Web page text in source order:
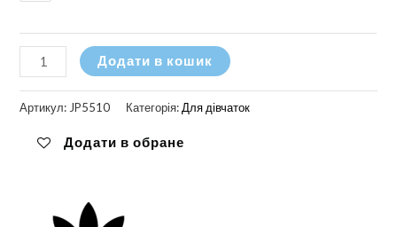
Кросівки
Adidas
Campus
кількість
Додати в кошик
Артикул:JP5510 Категорія:Для дівчаток
Додати в обране